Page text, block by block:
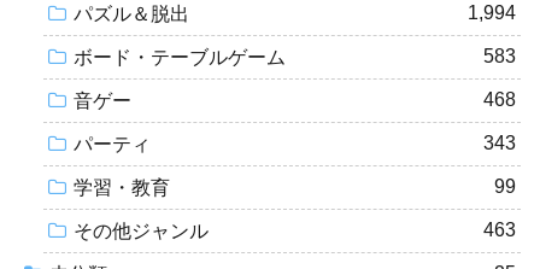
パズル＆脱出 1,994
ボード・テーブルゲーム 583
音ゲー 468
パーティ 343
学習・教育 99
その他ジャンル 463